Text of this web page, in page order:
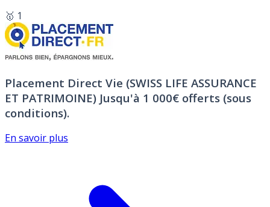
🥇 1
Placement Direct Vie (SWISS LIFE ASSURANCE
ET PATRIMOINE) Jusqu'à 1 000€ offerts (sous
conditions).
En savoir plus